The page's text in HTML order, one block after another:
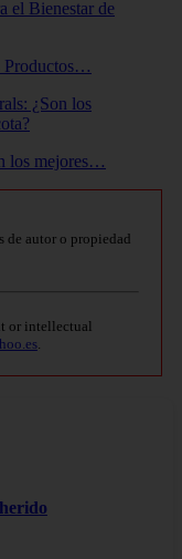
Productos…
los mejores…
de autor o propiedad
or intellectual
.